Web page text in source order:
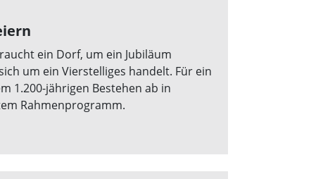
ein Dorf, um ein Jubiläum
um ein Vierstelliges handelt. Für ein
1.200-jährigen Bestehen ab in
Rahmenprogramm.